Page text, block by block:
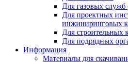
Для газовых служб
Для проектных
инжиниринговых
Для строительных
Для подрядных
Информация
Материалы для